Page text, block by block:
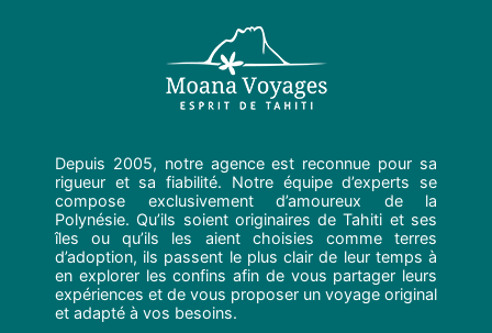
Depuis 2005, notre agence est reconnue pour sa
rigueur et sa fiabilité. Notre équipe d’experts se
compose exclusivement d’amoureux de la
Polynésie. Qu’ils soient originaires de Tahiti et ses
îles ou qu’ils les aient choisies comme terres
d’adoption, ils passent le plus clair de leur temps à
en explorer les confins afin de vous partager leurs
expériences et de vous proposer un voyage original
et adapté à vos besoins.